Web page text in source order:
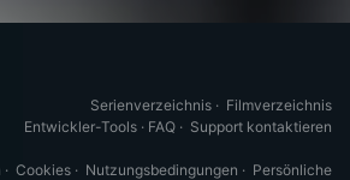
Serienverzeichnis · Filmverzeichnis
Entwickler-Tools · FAQ · Support kontaktieren
· Cookies · Nutzungsbedingungen · Persönliche